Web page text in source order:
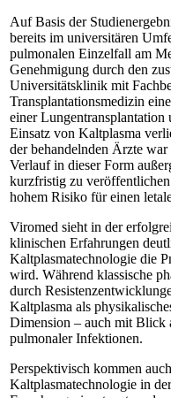
Auf Basis der
bereits im universitären
pulmonalen Einzelfall am
Genehmigung durch den
Universitätsklinik mit
Transplantationsmedizin
einer
Einsatz von Kaltplasma
der behandelnden Ärzte
Verlauf in dieser Form
kurzfristig zu
hohem Risiko für einen
Viromed sieht in der
klinischen Erfahrungen
Kaltplasmatechnologie die
wird. Während klassische
durch
Kaltplasma als
Dimension – auch mit Blick
pulmonaler Infektionen.
Perspektivisch kommen
Kaltplasmatechnologie in